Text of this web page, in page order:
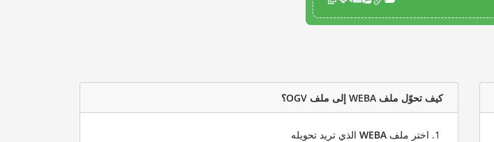
كيف تحوّل ملف WEBA إلى ملف OGV؟
اختر ملف WEBA الذي تريد تحويله